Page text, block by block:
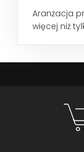
Aranżacja
więcej niż